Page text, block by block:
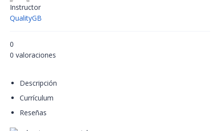
Instructor
QualityGB
0
0 valoraciones
Descripción
Currículum
Reseñas